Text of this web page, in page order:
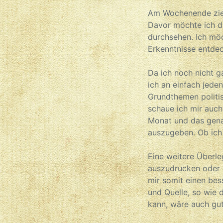
Am Wochenende
Davor möchte ich
durchsehen. Ich
Erkenntnisse
Da ich noch nicht
ich an einfach
Grundthemen
schaue ich mir
Monat und das
auszugeben. Ob
Eine weitere
auszudrucken
mir somit einen
und Quelle, so wie
kann, wäre auch